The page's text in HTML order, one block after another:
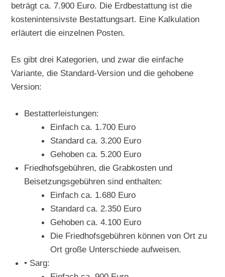
beträgt ca. 7.900 Euro. Die Erdbestattung ist die
kostenintensivste Bestattungsart. Eine Kalkulation
erläutert die einzelnen Posten.
Es gibt drei Kategorien, und zwar die einfache
Variante, die Standard-Version und die gehobene
Version:
Bestatterleistungen:
Einfach ca. 1.700 Euro
Standard ca. 3.200 Euro
Gehoben ca. 5.200 Euro
Friedhofsgebühren, die Grabkosten und
Beisetzungsgebühren sind enthalten:
Einfach ca. 1.680 Euro
Standard ca. 2.350 Euro
Gehoben ca. 4.100 Euro
Die Friedhofsgebühren können von Ort zu
Ort große Unterschiede aufweisen.
• Sarg: